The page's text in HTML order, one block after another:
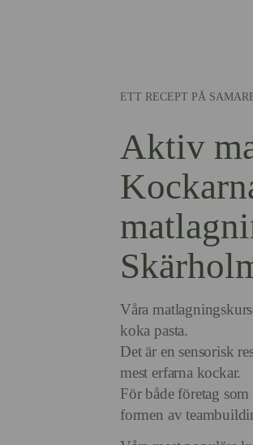
ETT RECEPT PÅ
Aktiv
Våra
koka pasta.
Det är en sensorisk
mest erfarna kockar.
För både företag
formen av